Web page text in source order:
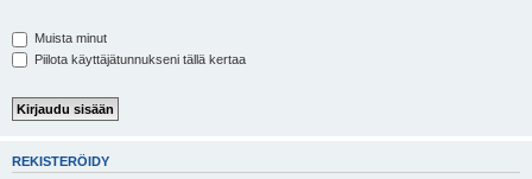
Muista minut
Piilota käyttäjätunnukseni tällä kertaa
REKISTERÖIDY